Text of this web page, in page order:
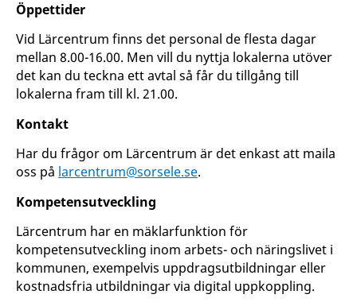
Öppettider
Vid Lärcentrum finns det personal de flesta dagar
mellan 8.00-16.00. Men vill du nyttja lokalerna utöver
det kan du teckna ett avtal så får du tillgång till
lokalerna fram till kl. 21.00.
Kontakt
Har du frågor om Lärcentrum är det enkast att maila
oss på larcentrum@sorsele.se.
Kompetensutveckling
Lärcentrum har en mäklarfunktion för
kompetensutveckling inom arbets- och näringslivet i
kommunen, exempelvis uppdragsutbildningar eller
kostnadsfria utbildningar via digital uppkoppling.